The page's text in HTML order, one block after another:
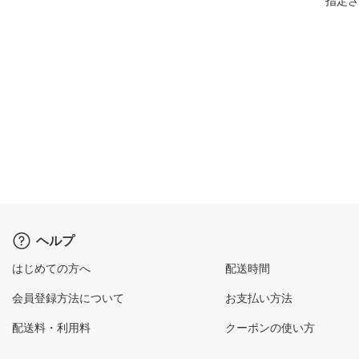
ヘルプ
はじめての方へ
会員登録方法について
配送料・利用料
配送時間
お支払い方法
クーポンの使い方